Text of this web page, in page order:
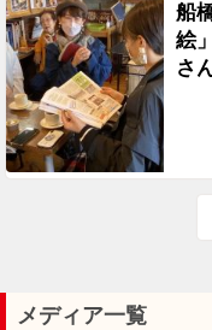
船
絵
さ
メディア一覧